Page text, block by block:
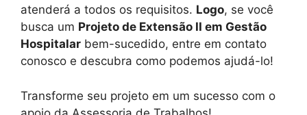
atenderá a todos os requisitos. Logo, se você
busca um Projeto de Extensão II em Gestão
Hospitalar bem-sucedido, entre em contato
conosco e descubra como podemos ajudá-lo!
Transforme seu projeto em um sucesso com o